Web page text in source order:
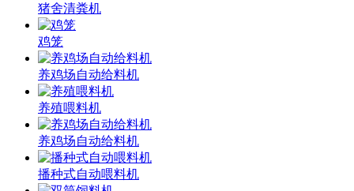
猪舍清粪机
鸡笼
养鸡场自动给料机
养殖喂料机
养鸡场自动给料机
播种式自动喂料机